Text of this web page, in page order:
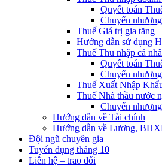
Quyết toán
Chuyển
Thuế Giá trị gia tăng
Hướng dẫn sử dụng
Thuế Thu nhập cá
Quyết toán
Chuyển
Thuế Xuất Nhập
Thuế Nhà thầu nước
Chuyển
Hướng dẫn về Tài chính
Hướng dẫn về Lương,
Đội ngũ chuyên gia
Tuyển dụng tháng 10
Liên hệ – trao đổi